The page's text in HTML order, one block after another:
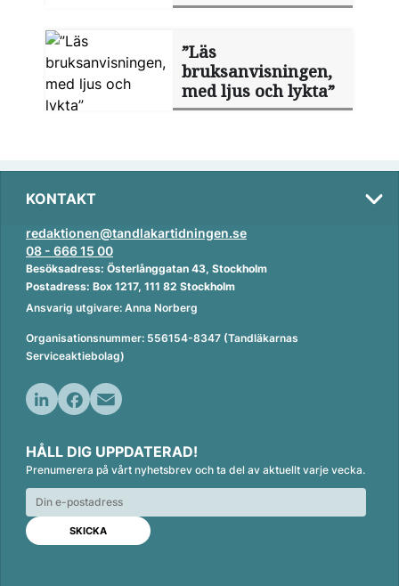
”Läs
bruksanvisningen,
med ljus och lykta”
KONTAKT
redaktionen@tandlakartidningen.se
08 - 666 15 00
Besöksadress: Österlånggatan 43, Stockholm
Postadress: Box 1217, 111 82 Stockholm
Ansvarig utgivare: Anna Norberg
Organisationsnummer: 556154-8347 (Tandläkarnas
Serviceaktiebolag)
n
k
e
d
n
c
e
b
o
o
k
a
i
l
HÅLL DIG UPPDATERAD!
Prenumerera på vårt nyhetsbrev och ta del av aktuellt varje vecka.